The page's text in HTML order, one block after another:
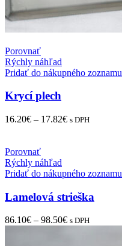
Porovnať
Rýchly náhľad
Pridať do nákupného zoznamu
Krycí plech
16.20€ – 17.82€ s DPH
Porovnať
Rýchly náhľad
Pridať do nákupného zoznamu
Lamelová strieška
86.10€ – 98.50€ s DPH